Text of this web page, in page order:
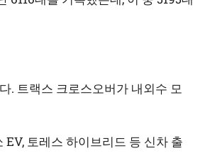
. 트랙스 크로스오버가 내외수 모
EV, 토레스 하이브리드 등 신차 출